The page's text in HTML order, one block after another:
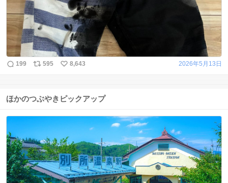
199 595 8,643 2026年5月13日
ほかのつぶやきピックアップ